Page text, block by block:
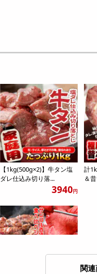
【1kg(500g×2)】牛タン塩
ダレ仕込み切り落...
3940円
計
＆
関